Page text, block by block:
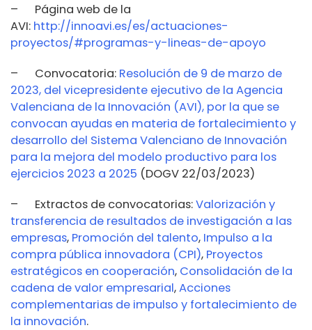
– Página web de la
AVI: http://innoavi.es/es/actuaciones-
proyectos/#programas-y-lineas-de-apoyo
– Convocatoria: Resolución de 9 de marzo de
2023, del vicepresidente ejecutivo de la Agencia
Valenciana de la Innovación (AVI), por la que se
convocan ayudas en materia de fortalecimiento y
desarrollo del Sistema Valenciano de Innovación
para la mejora del modelo productivo para los
ejercicios 2023 a 2025 (DOGV 22/03/2023)
– Extractos de convocatorias:Valorización y
transferencia de resultados de investigación a las
empresas, Promoción del talento, Impulso a la
compra pública innovadora (CPI), Proyectos
estratégicos en cooperación, Consolidación de la
cadena de valor empresarial,Acciones
complementarias de impulso y fortalecimiento de
la innovación.